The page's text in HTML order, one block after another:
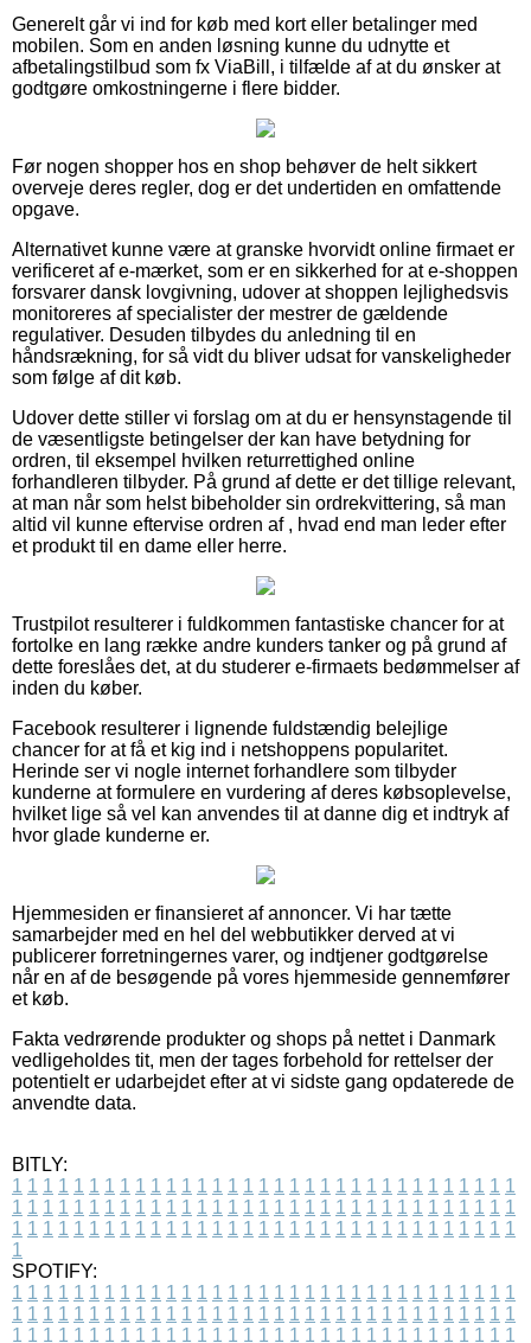
Generelt går vi ind for køb med kort eller betalinger med
mobilen. Som en anden løsning kunne du udnytte et
afbetalingstilbud som fx ViaBill, i tilfælde af at du ønsker at
godtgøre omkostningerne i flere bidder.
Før nogen shopper hos en shop behøver de helt sikkert
overveje deres regler, dog er det undertiden en omfattende
opgave.
Alternativet kunne være at granske hvorvidt online firmaet er
verificeret af e-mærket, som er en sikkerhed for at e-shoppen
forsvarer dansk lovgivning, udover at shoppen lejlighedsvis
monitoreres af specialister der mestrer de gældende
regulativer. Desuden tilbydes du anledning til en
håndsrækning, for så vidt du bliver udsat for vanskeligheder
som følge af dit køb.
Udover dette stiller vi forslag om at du er hensynstagende til
de væsentligste betingelser der kan have betydning for
ordren, til eksempel hvilken returrettighed online
forhandleren tilbyder. På grund af dette er det tillige relevant,
at man når som helst bibeholder sin ordrekvittering, så man
altid vil kunne eftervise ordren af , hvad end man leder efter
et produkt til en dame eller herre.
Trustpilot resulterer i fuldkommen fantastiske chancer for at
fortolke en lang række andre kunders tanker og på grund af
dette foreslåes det, at du studerer e-firmaets bedømmelser af
inden du køber.
Facebook resulterer i lignende fuldstændig belejlige
chancer for at få et kig ind i netshoppens popularitet.
Herinde ser vi nogle internet forhandlere som tilbyder
kunderne at formulere en vurdering af deres købsoplevelse,
hvilket lige så vel kan anvendes til at danne dig et indtryk af
hvor glade kunderne er.
Hjemmesiden er finansieret af annoncer. Vi har tætte
samarbejder med en hel del webbutikker derved at vi
publicerer forretningernes varer, og indtjener godtgørelse
når en af de besøgende på vores hjemmeside gennemfører
et køb.
Fakta vedrørende produkter og shops på nettet i Danmark
vedligeholdes tit, men der tages forbehold for rettelser der
potentielt er udarbejdet efter at vi sidste gang opdaterede de
anvendte data.
BITLY:
1 1 1 1 1 1 1 1 1 1 1 1 1 1 1 1 1 1 1 1 1 1 1 1 1 1 1 1 1 1 1 1 1
1 1 1 1 1 1 1 1 1 1 1 1 1 1 1 1 1 1 1 1 1 1 1 1 1 1 1 1 1 1 1 1 1
1 1 1 1 1 1 1 1 1 1 1 1 1 1 1 1 1 1 1 1 1 1 1 1 1 1 1 1 1 1 1 1 1
1
SPOTIFY:
1 1 1 1 1 1 1 1 1 1 1 1 1 1 1 1 1 1 1 1 1 1 1 1 1 1 1 1 1 1 1 1 1
1 1 1 1 1 1 1 1 1 1 1 1 1 1 1 1 1 1 1 1 1 1 1 1 1 1 1 1 1 1 1 1 1
1 1 1 1 1 1 1 1 1 1 1 1 1 1 1 1 1 1 1 1 1 1 1 1 1 1 1 1 1 1 1 1 1